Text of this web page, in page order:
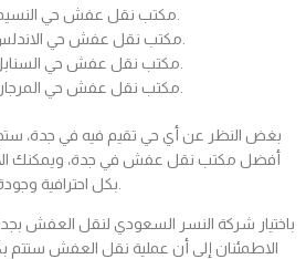
بغض النظر عن أي حي تقيم فيه في جدة،
أفضل مكتب نقل عفش في جدة، ويمكنك
باختيار شركة النسر السعودي لنقل العفش
الاطمئنان إلى أن عملية نقل العفش ستتم